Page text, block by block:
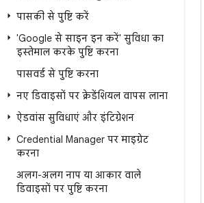
पासकी से पुष्टि करें
'Google से साइन इन करें' सुविधा का
इस्तेमाल करके पुष्टि करना
पासवर्ड से पुष्टि करना
नए डिवाइसों पर क्रेडेंशियल वापस लाना
ऐडवांस सुविधाएं और इंटिग्रेशन
Credential Manager पर माइग्रेट
करना
अलग-अलग नाप या आकार वाले
डिवाइसों पर पुष्टि करना